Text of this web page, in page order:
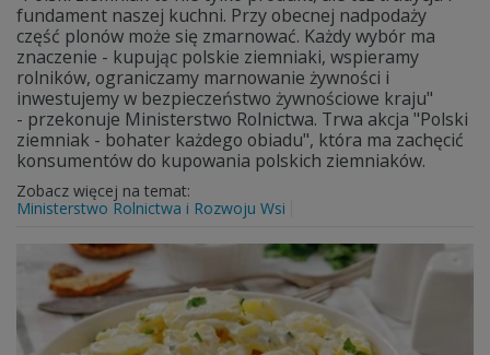
fundament naszej kuchni. Przy obecnej nadpodaży
część plonów może się zmarnować. Każdy wybór ma
znaczenie - kupując polskie ziemniaki, wspieramy
rolników, ograniczamy marnowanie żywności i
inwestujemy w bezpieczeństwo żywnościowe kraju"
- przekonuje Ministerstwo Rolnictwa. Trwa akcja "Polski
ziemniak - bohater każdego obiadu", która ma zachęcić
konsumentów do kupowania polskich ziemniaków.
Zobacz więcej na temat:
Ministerstwo Rolnictwa i Rozwoju Wsi